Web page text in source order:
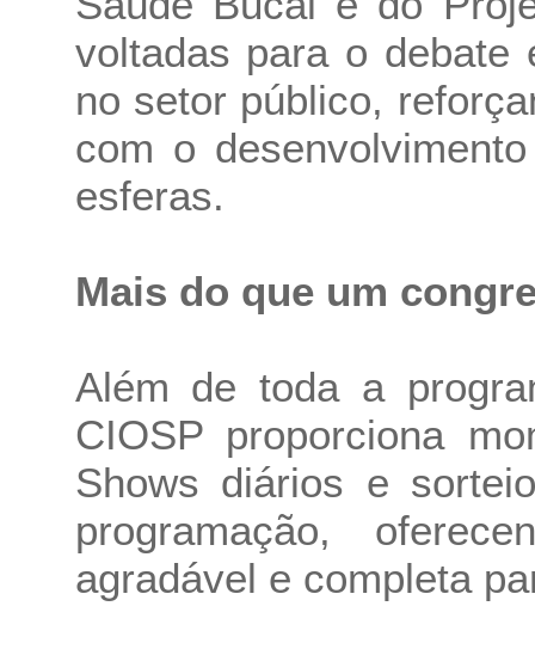
voltadas para o debate
no setor público,
com o
esferas.
Mais do que um
Além de toda a
CIOSP proporciona
Shows diários e
programação,
agradável e completa